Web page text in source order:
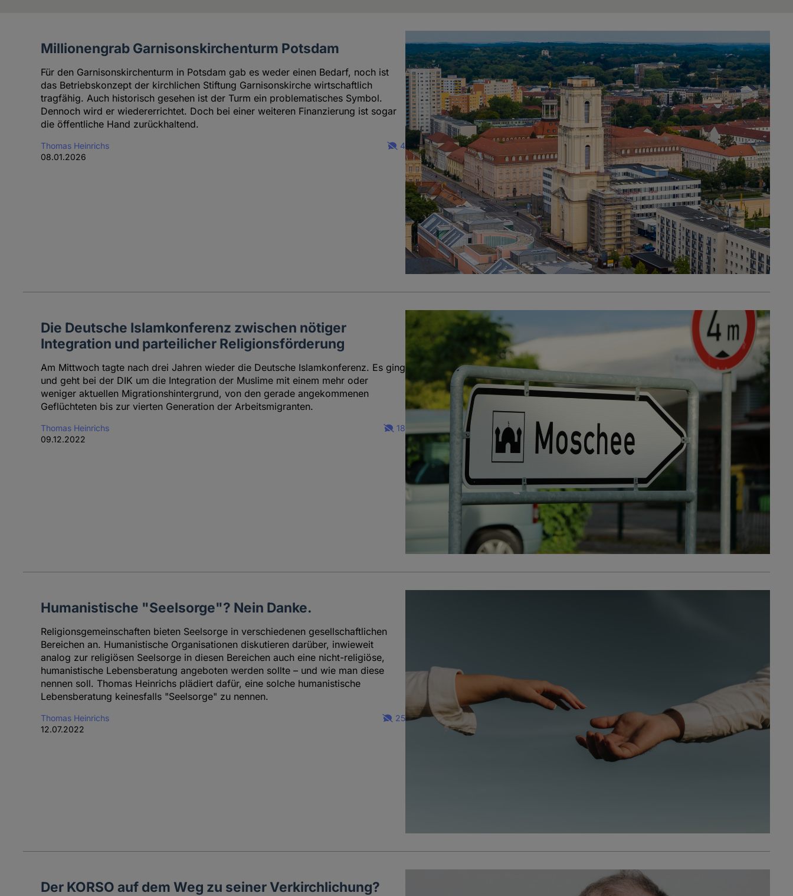
Artikel
Autoren
Millionengrab Garnisonskirchenturm Potsdam
Für den Garnisonskirchenturm in Potsdam gab es weder einen Bedarf, noch ist
das Betriebskonzept der kirchlichen Stiftung Garnisonskirche wirtschaftlich
tragfähig. Auch historisch gesehen ist der Turm ein problematisches Symbol.
Dennoch wird er wiedererrichtet. Doch bei einer weiteren Finanzierung ist sogar
die öffentliche Hand zurückhaltend.
Thomas Heinrichs
08.01.2026
4
Die Deutsche Islamkonferenz zwischen nötiger
Integration und parteilicher Religionsförderung
Am Mittwoch tagte nach drei Jahren wieder die Deutsche Islamkonferenz. Es ging
und geht bei der DIK um die Integration der Muslime mit einem mehr oder
weniger aktuellen Migrationshintergrund, von den gerade angekommenen
Geflüchteten bis zur vierten Generation der Arbeitsmigranten.
Thomas Heinrichs
09.12.2022
18
Humanistische "Seelsorge"? Nein Danke.
Religionsgemeinschaften bieten Seelsorge in verschiedenen gesellschaftlichen
Bereichen an. Humanistische Organisationen diskutieren darüber, inwieweit
analog zur religiösen Seelsorge in diesen Bereichen auch eine nicht-religiöse,
humanistische Lebensberatung angeboten werden sollte – und wie man diese
nennen soll. Thomas Heinrichs plädiert dafür, eine solche humanistische
Lebensberatung keinesfalls "Seelsorge" zu nennen.
Thomas Heinrichs
12.07.2022
25
Der KORSO auf dem Weg zu seiner Verkirchlichung?